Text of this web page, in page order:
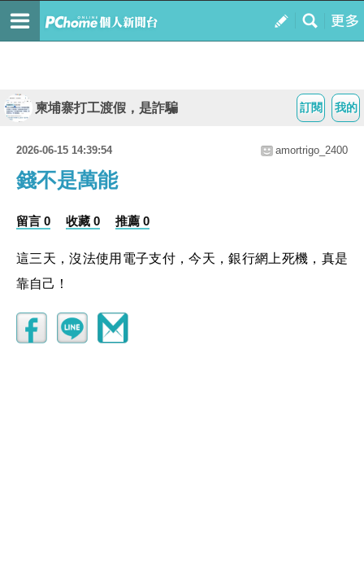
我的
訂閱
柬埔寨打工渡假，是詐騙
2026-06-15 14:39:54 amortrigo_2400
錢不是萬能
留言 0 收藏 0 推薦 0
這三天，沒法使用電子支付，今天，銀行網上死機，真是
靠自己！